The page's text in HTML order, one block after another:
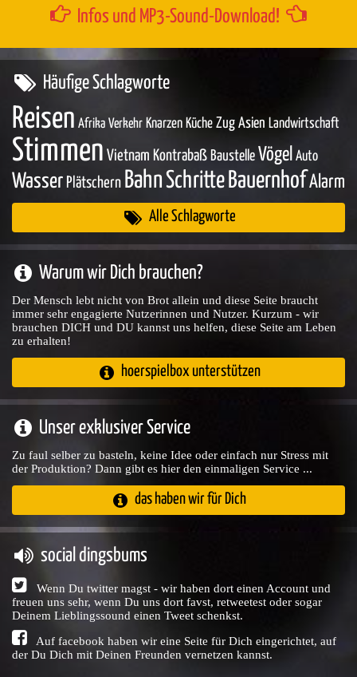
Infos und MP3-Sound-Download!
Häufige Schlagworte
Reisen Afrika Verkehr Knarzen Küche Zug Asien Landwirtschaft
Stimmen Vietnam Kontrabaß Baustelle Vögel Auto
Wasser Plätschern BahnSchritte BauernhofAlarm
Alle Schlagworte
Warum wir Dich brauchen?
Der Mensch lebt nicht von Brot allein und diese Seite braucht
immer sehr engagierte Nutzerinnen und Nutzer. Kurzum - wir
brauchen DICH und DU kannst uns helfen, diese Seite am Leben
zu erhalten!
hoerspielbox unterstützen
Unser exklusiver Service
Zu faul selber zu basteln, keine Idee oder einfach nur Stress mit
der Produktion? Dann gibt es hier den einmaligen Service ...
das haben wir für Dich
social dingsbums
Wenn Du twitter magst - wir haben dort einen Account und
freuen uns sehr, wenn Du uns dort favst, retweetest oder sogar
Deinem Lieblingssound einen Tweet schenkst.
Auf facebook haben wir eine Seite für Dich eingerichtet, auf
der Du Dich mit Deinen Freunden vernetzen kannst.